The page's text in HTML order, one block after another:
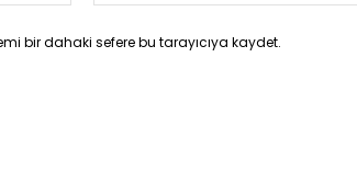
bir dahaki sefere bu tarayıcıya kaydet.